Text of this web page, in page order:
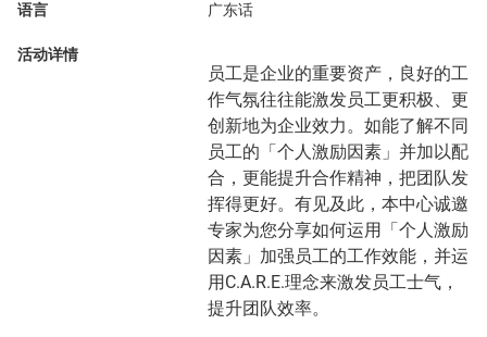
语言 广东话
活动详情
员工是企业的重要资产，良好的工
作气氛往往能激发员工更积极、更
创新地为企业效力。如能了解不同
员工的「个人激励因素」并加以配
合，更能提升合作精神，把团队发
挥得更好。有见及此，本中心诚邀
专家为您分享如何运用「个人激励
因素」加强员工的工作效能，并运
用C.A.R.E.理念来激发员工士气，
提升团队效率。